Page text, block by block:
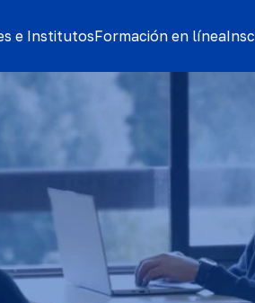
e InstitutosFormación en línea